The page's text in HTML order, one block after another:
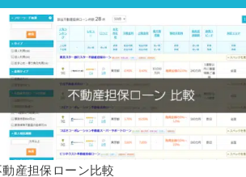
動産担保ローン比較